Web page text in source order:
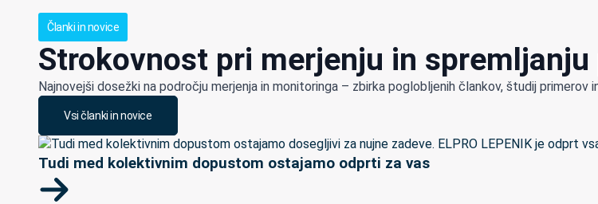
Članki in novice
Strokovnost pri merjenju in
Najnovejši dosežki na področju merjenja in monitoringa – zbirka poglobljenih člankov, študij primerov
Vsi članki in novice
Tudi med kolektivnim dopustom ostajamo odprti za vas